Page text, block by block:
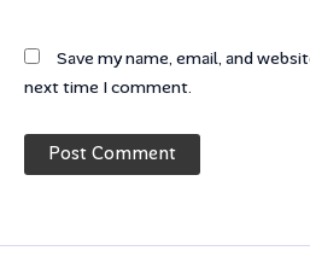
Save my name, email, and
next time I comment.